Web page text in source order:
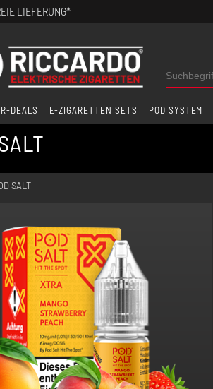
LIEFERUNG*
DEALS E-ZIGARETTEN SETS POD SYSTEM
SALT